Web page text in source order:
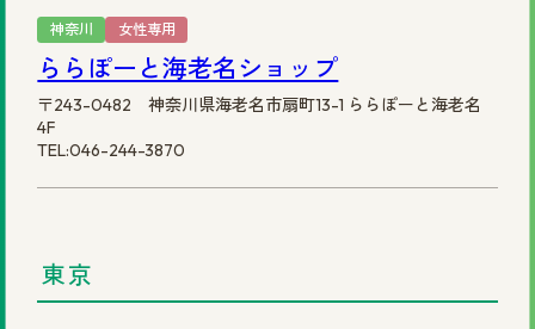
神奈川 女性専用
ららぽーと海老名ショップ
〒243-0482 神奈川県海老名市扇町13-1 ららぽーと海老名
4F
TEL:046-244-3870
東京